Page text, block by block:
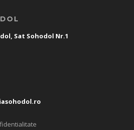
Sat Sohodol Nr.1